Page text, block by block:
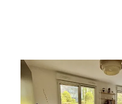
LYON 69003
51,28 m2, 2 pièces
Ref : 134773